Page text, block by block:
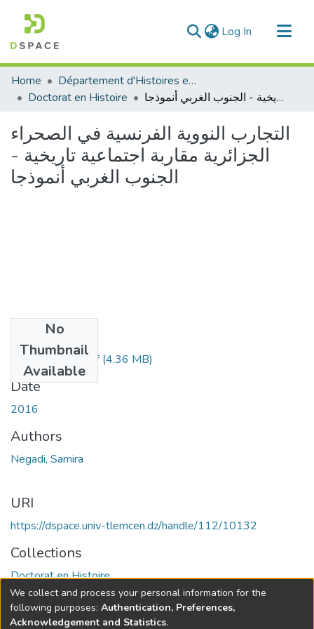
Log In (current)
Communities & Collections
All of DSpace
Home
Département d'Histoires et Arts
Doctorat en Histoire
التجارب النووية الفرنسية في الصحراء الجزائرية مقاربة اجتماعية تاريخية - الجنوب الغربي أنموذجا
التجارب النووية الفرنسية في الصحراء
الجزائرية مقاربة اجتماعية تاريخية -
الجنوب الغربي أنموذجا
No
Thumbnail
Available
Negadi Samira.pdf(4.36 MB)
Date
2016
Authors
Negadi, Samira
URI
https://dspace.univ-tlemcen.dz/handle/112/10132
Collections
Doctorat en Histoire
Full item page
We collect and process your personal information for the
following purposes: Authentication, Preferences,
Acknowledgement and Statistics.